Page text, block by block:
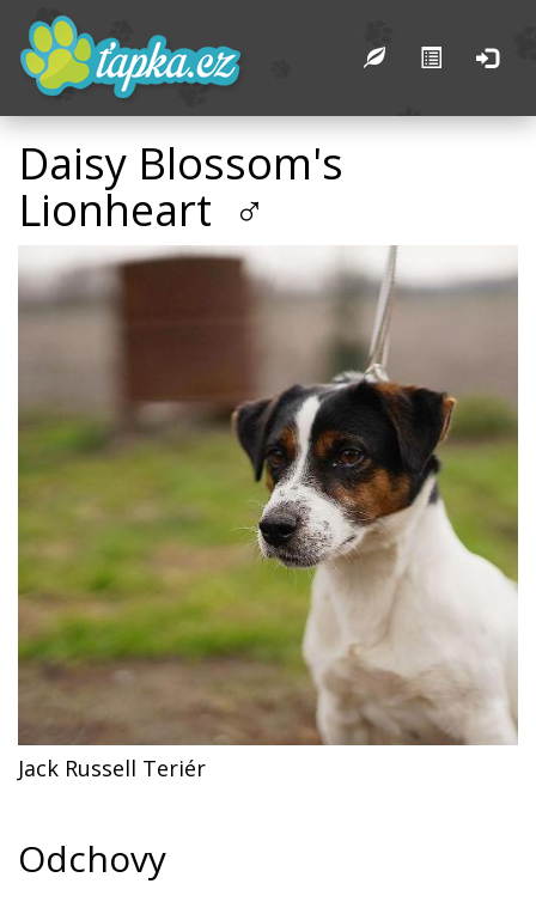
Daisy Blossom's
Lionheart ♂
Jack Russell Teriér
Odchovy